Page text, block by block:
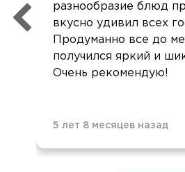
разнообразие блюд
вкусно удивил всех
Продуманно все до
получился яркий и
Очень рекомендую!
5 лет 8 месяцев назад